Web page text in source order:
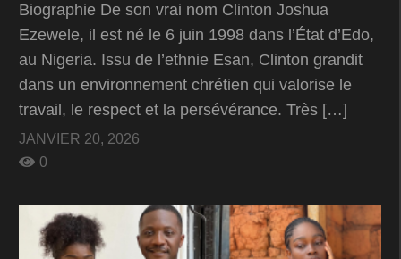
Biographie De son vrai nom Clinton Joshua
Ezewele, il est né le 6 juin 1998 dans l’État d’Edo,
au Nigeria. Issu de l’ethnie Esan, Clinton grandit
dans un environnement chrétien qui valorise le
travail, le respect et la persévérance. Très […]
JANVIER 20, 2026
0